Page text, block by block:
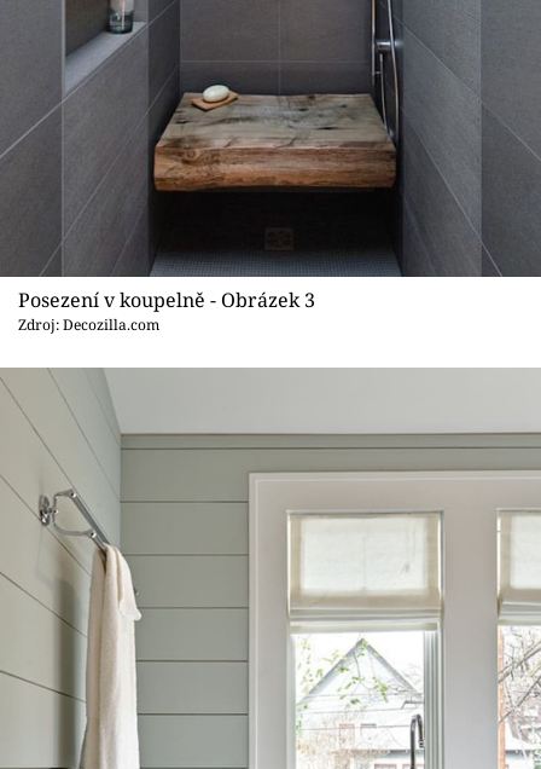
Posezení v koupelně - Obrázek 3
Zdroj: Decozilla.com